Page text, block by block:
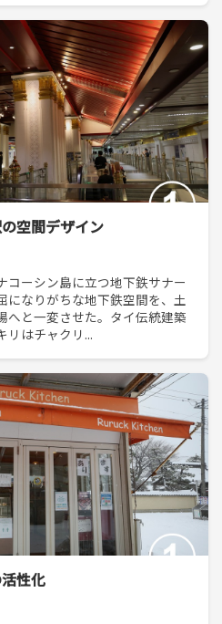
空間デザイン
コーシン島に立つ地下鉄サナー
になりがちな地下鉄空間を、土
へと一変させた。タイ伝統建築
リはチャクリ...
性化